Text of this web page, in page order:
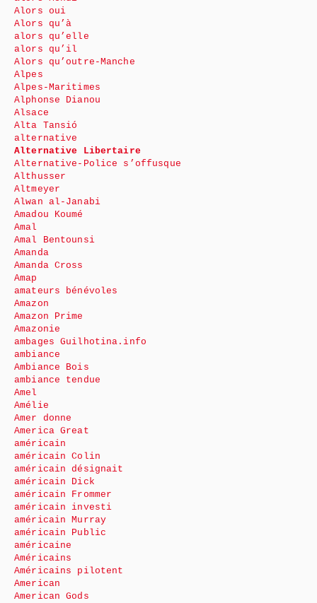
Alors oui
Alors qu’à
alors qu’elle
alors qu’il
Alors qu’outre-Manche
Alpes
Alpes-Maritimes
Alphonse Dianou
Alsace
Alta Tansió
alternative
Alternative Libertaire
Alternative-Police s’offusque
Althusser
Altmeyer
Alwan al-Janabi
Amadou Koumé
Amal
Amal Bentounsi
Amanda
Amanda Cross
Amap
amateurs bénévoles
Amazon
Amazon Prime
Amazonie
ambages Guilhotina.info
ambiance
Ambiance Bois
ambiance tendue
Amel
Amélie
Amer donne
America Great
américain
américain Colin
américain désignait
américain Dick
américain Frommer
américain investi
américain Murray
américain Public
américaine
Américains
Américains pilotent
American
American Gods